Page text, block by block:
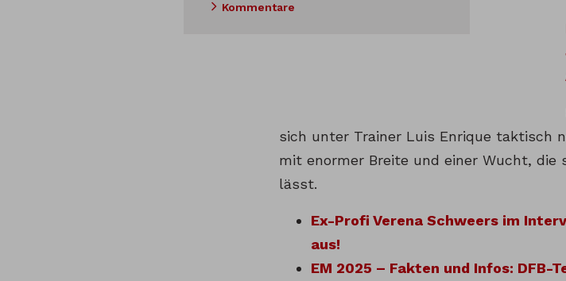
Kommentare
sich unter Trainer Luis Enrique taktisch
mit enormer Breite und einer Wucht, die
lässt.
Ex-Profi Verena Schweers im
aus!
EM 2025 – Fakten und Infos: DFB-